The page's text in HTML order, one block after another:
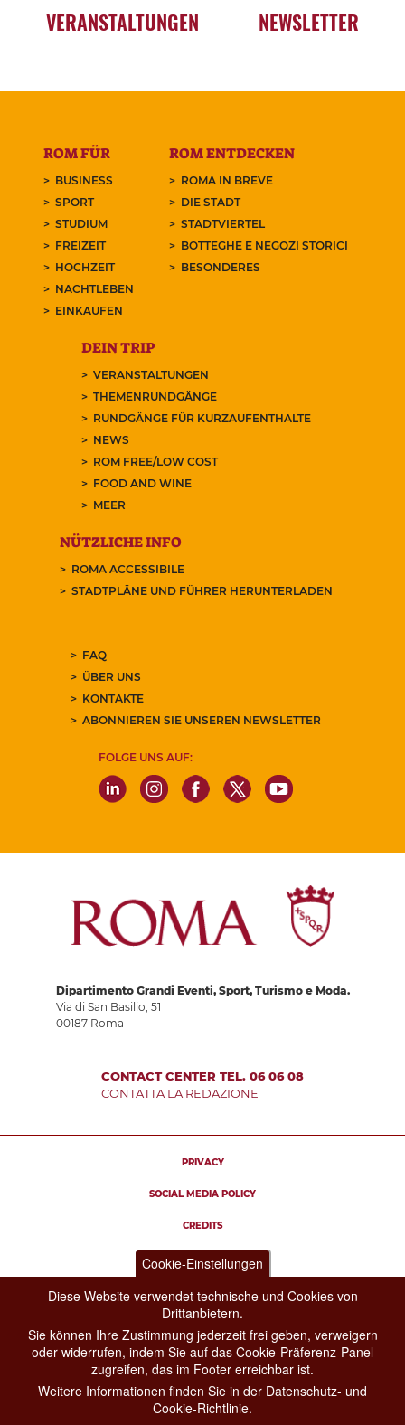
VERANSTALTUNGEN NEWSLETTER
ROM FÜR
BUSINESS
SPORT
STUDIUM
FREIZEIT
HOCHZEIT
NACHTLEBEN
EINKAUFEN
ROM ENTDECKEN
ROMA IN BREVE
DIE STADT
STADTVIERTEL
BOTTEGHE E NEGOZI STORICI
BESONDERES
DEIN TRIP
VERANSTALTUNGEN
THEMENRUNDGÄNGE
RUNDGÄNGE FÜR KURZAUFENTHALTE
NEWS
ROM FREE/LOW COST
FOOD AND WINE
MEER
NÜTZLICHE INFO
ROMA ACCESSIBILE
STADTPLÄNE UND FÜHRER HERUNTERLADEN
FAQ
ÜBER UNS
KONTAKTE
ABONNIEREN SIE UNSEREN NEWSLETTER
FOLGE UNS AUF:
Dipartimento Grandi Eventi, Sport, Turismo e Moda.
Via di San Basilio, 51
00187 Roma
CONTACT CENTER TEL. 06 06 08
CONTATTA LA REDAZIONE
PRIVACY
SOCIAL MEDIA POLICY
CREDITS
COPYRIGHT
ESCLUSIONE DI RESPONSABILITÀ
Cookie-Einstellungen
Diese Website verwendet technische und Cookies von
Drittanbietern.
Sie können Ihre Zustimmung jederzeit frei geben, verweigern
oder widerrufen, indem Sie auf das Cookie-Präferenz-Panel
zugreifen, das im Footer erreichbar ist.
Weitere Informationen finden Sie in der Datenschutz- und
Cookie-Richtlinie.